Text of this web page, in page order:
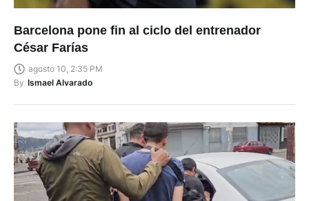
Barcelona pone fin al ciclo del entrenador
César Farías
agosto 10, 2:35 PM
By Ismael Alvarado